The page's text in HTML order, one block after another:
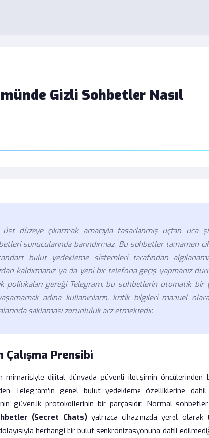
Gizli Sohbetler Nasıl
düzeye çıkarmak amacıyla tasarlanmış uçtan uca
sunucularında barındırmaz. Bu sohbetler tamamen
bulut yedekleme sistemleri tarafından
kaldırmanız ya da yeni bir telefona geçiş yapmanız
politikaları gereği Telegram, bu sohbetlerin otomatik bir
adına kullanıcıların, kritik bilgileri manuel
saklaması zorunluluk arz etmektedir.
Prensibi
mimarisiyle dijital dünyada güvenli iletişimin öncülerinden
Telegram'ın genel bulut yedekleme özelliklerine dahil
güvenlik protokollerinin bir parçasıdır. Normal
(Secret Chats)yalnızca cihazınızda yerel olarak
herhangi bir bulut senkronizasyonuna dahil